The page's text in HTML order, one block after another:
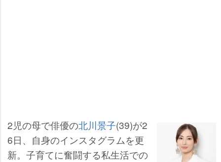
2児の母で俳優の北川景子(39)が2
6日、自身のインスタグラムを更
新。子育てに奮闘する私生活での